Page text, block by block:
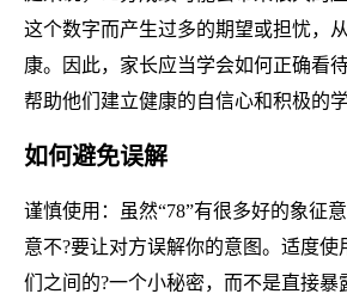
这个数字而产生过多的期望或担忧，
康。因此，家长应当学会如何正确看
帮助他们建立健康的自信心和积极的学
如何避免误解
谨慎使用：虽然“78”有很多好的象征
意不?要让对方误解你的意图。适度
们之间的?一个小秘密，而不是直接暴